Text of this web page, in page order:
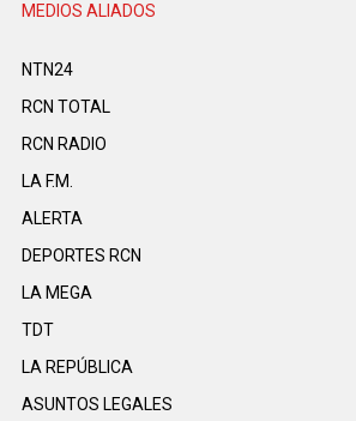
MEDIOS ALIADOS
NTN24
RCN TOTAL
RCN RADIO
LA F.M.
ALERTA
DEPORTES RCN
LA MEGA
TDT
LA REPÚBLICA
ASUNTOS LEGALES